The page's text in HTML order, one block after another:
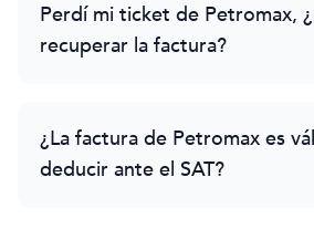
Perdí mi ticket de Petromax,
recuperar la factura?
¿La factura de Petromax es
deducir ante el SAT?